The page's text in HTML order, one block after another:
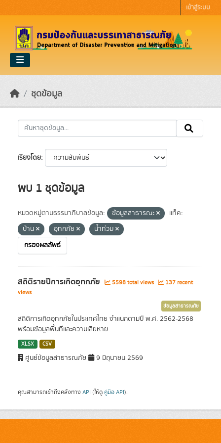
เข้าสู่ระบบ
ชุดข้อมูล
เรียงโดย
พบ 1 ชุดข้อมูล
หมวดหมู่ตามธรรมาภิบาลข้อมูล: ข้อมูลสาธารณะ
แท็ค:
บ้าน
อุทกภัย
น้ำท่วม
กรองผลลัพธ์
สถิติรายปีการเกิดอุทกภัย 5598 total views
137 recent
views
ข้อมูลสาธารณภัย
สถิติการเกิดอุทกภัยในประเทศไทย จำแนกตามปี พ.ศ. 2562-2568
พร้อมข้อมูลพื้นที่และความเสียหาย
XLSX CSV
ศูนย์ข้อมูลสาธารณภัย 9 มิถุนายน 2569
คุณสามารถเข้าถึงคลังทาง API (ให้ดู คู่มือ API).